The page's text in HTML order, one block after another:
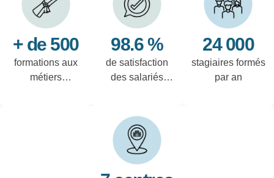
+ de 500
formations aux
métiers
98.6 %
de satisfaction
des salariés
24 000
stagiaires formés
par an